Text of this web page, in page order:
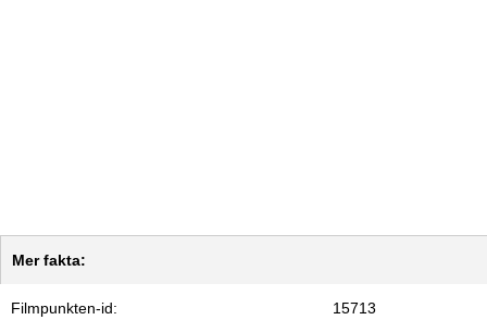
Mer fakta:
Filmpunkten-id: 15713